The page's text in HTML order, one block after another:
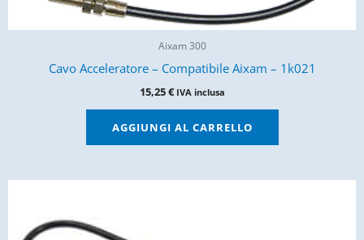
Aixam 300
Cavo Acceleratore – Compatibile Aixam – 1k021
15,25€ IVA inclusa
AGGIUNGI AL CARRELLO